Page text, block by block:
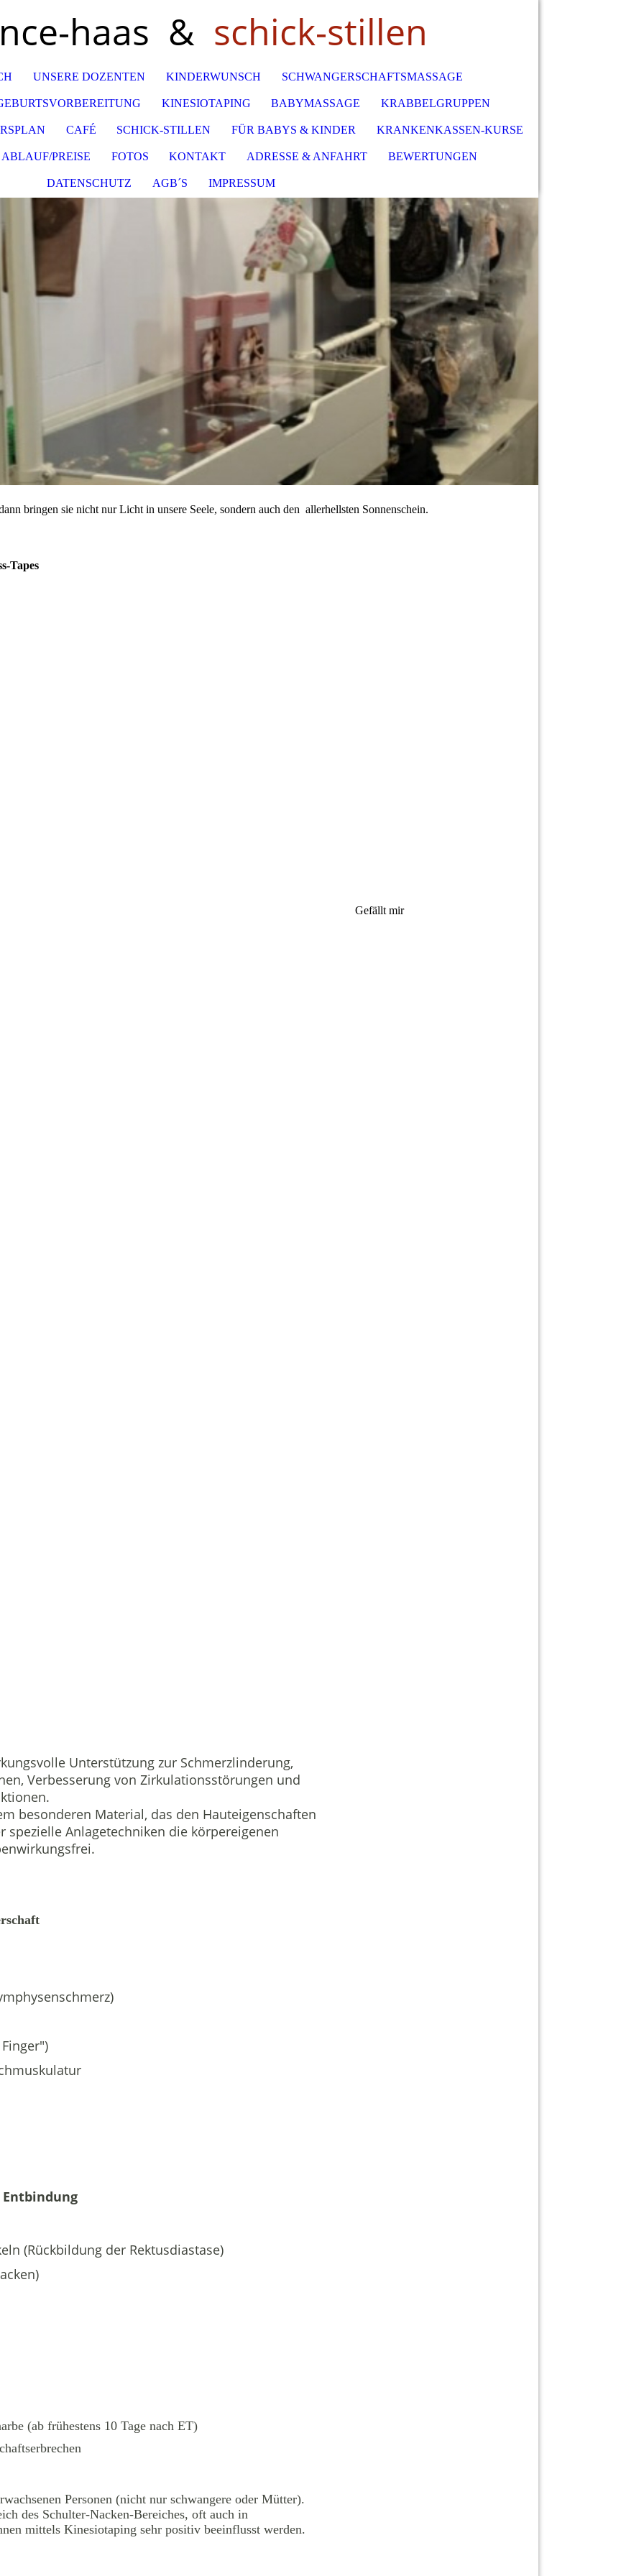
haas & schick-stillen
UNSERE DOZENTEN KINDERWUNSCH SCHWANGERSCHAFTSMASSAGE
KINESIOTAPING BABYMASSAGE KRABBELGRUPPEN
CAFÉ SCHICK-STILLEN FÜR BABYS & KINDER KRANKENKASSEN-KURSE
ABLAUF/PREISE FOTOS KONTAKT ADRESSE & ANFAHRT BEWERTUNGEN
DATENSCHUTZ AGB´S IMPRESSUM
bringen sie nicht nur Licht in unsere Seele, sondern auch den allerhellsten Sonnenschein.
Tapes
Unterstützung zur Schmerzlinderung,
Verbesserung von Zirkulationsstörungen und
besonderen Material, das den Hauteigenschaften
Anlagetechniken die körpereigenen
(Rückbildung der Rektusdiastase)
(ab frühestens 10 Tage nach ET)
Personen (nicht nur schwangere oder Mütter).
des Schulter-Nacken-Bereiches, oft auch in
mittels Kinesiotaping sehr positiv beeinflusst werden.
Gefällt mir